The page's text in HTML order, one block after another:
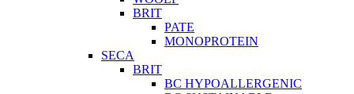
BRIT
PATE
MONOPROTEIN
SECA
BRIT
BC HYPOALLERGENIC